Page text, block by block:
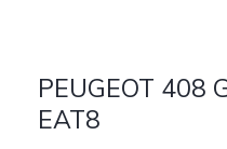
PEUGEOT 408
EAT8